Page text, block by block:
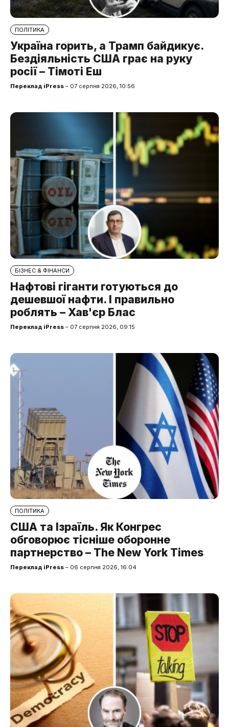
ПОЛІТИКА
Україна горить, а Трамп байдикує.
Бездіяльність США грає на руку
росії – Тімоті Еш
Переклад iPress – 07 серпня 2026, 10:56
БІЗНЕС & ФІНАНСИ
Нафтові гіганти готуються до
дешевшої нафти. І правильно
роблять – Хав'єр Блас
Переклад iPress – 07 серпня 2026, 09:15
ПОЛІТИКА
США та Ізраїль. Як Конгрес
обговорює тісніше оборонне
партнерство – The New York Times
Переклад iPress – 06 серпня 2026, 16:04